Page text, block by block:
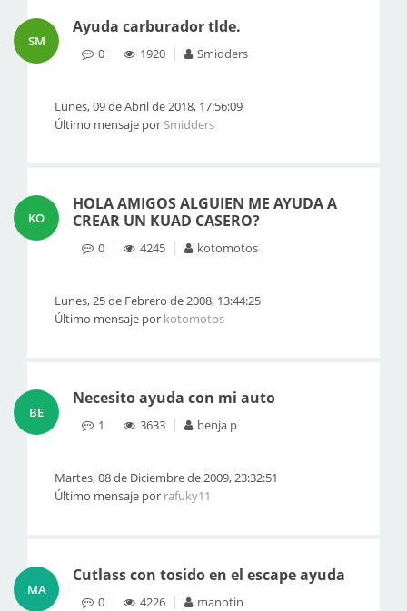
SM
Ayuda carburador tlde.
0 1920 Smidders
Lunes, 09 de Abril de 2018, 17:56:09
Último mensaje por Smidders
KO
HOLA AMIGOS ALGUIEN ME AYUDA A
CREAR UN KUAD CASERO?
0 4245 kotomotos
Lunes, 25 de Febrero de 2008, 13:44:25
Último mensaje por kotomotos
BE
Necesito ayuda con mi auto
1 3633 benja p
Martes, 08 de Diciembre de 2009, 23:32:51
Último mensaje por rafuky11
MA
Cutlass con tosido en el escape ayuda
0 4226 manotin